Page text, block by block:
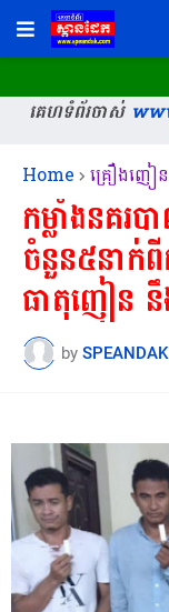
គេហទំព័រចាស់
Home គ្រឿងញៀន
កម្លាំងនគ
ចំនួន៥នាក់
ធាតុញៀន
by SPEANDAK